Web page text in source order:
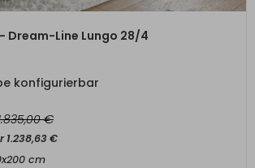
ZUM PRODUKT
Dream-Line Lungo 28/4
konfigurierbar
€
1.238,63€
cm